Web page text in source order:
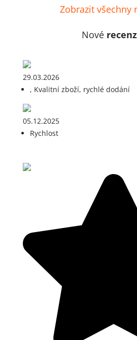
Zobrazit všechny
Nové
29.03.2026
, Kvalitní zboží, rychlé dodání
05.12.2025
Rychlost